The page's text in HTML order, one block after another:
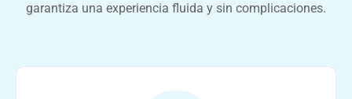
garantiza una experiencia fluida y sin complicaciones.